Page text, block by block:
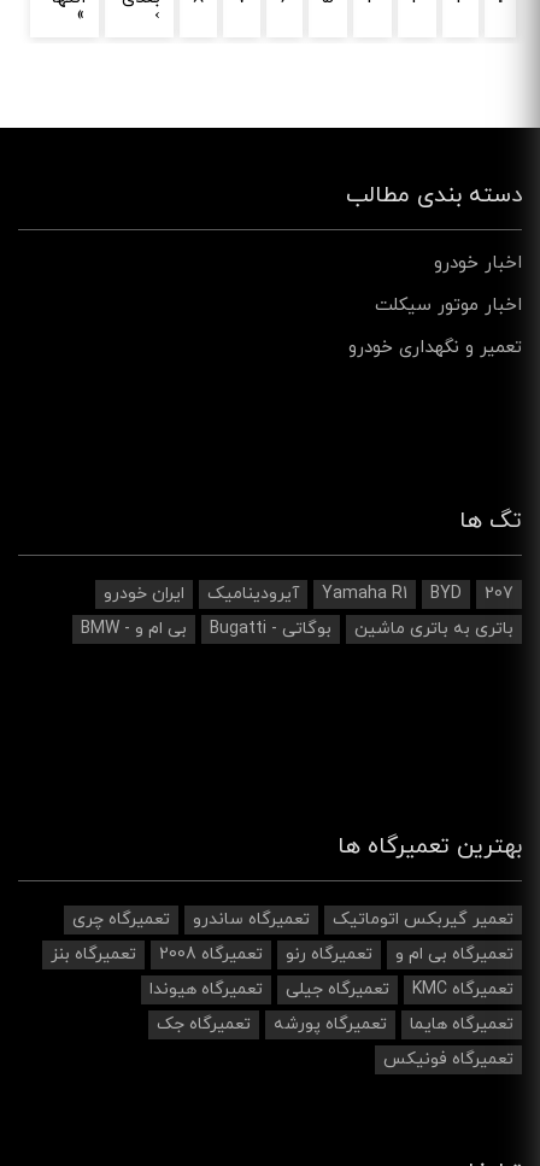
›
»
دسته بندی مطالب
اخبار خودرو
اخبار موتور سیکلت
تعمیر و نگهداری خودرو
تگ ها
207
BYD
Yamaha R1 آیرودینامیک‌
ایران خودرو
باتری به باتری ماشین
بوگاتی - Bugatti بی ام و - BMW
بهترین تعمیرگاه ها
تعمیر گیربکس اتوماتیک تعمیرگاه ساندرو
تعمیرگاه چری
تعمیرگاه بی ام و
تعمیرگاه رنو تعمیرگاه 2008
تعمیرگاه بنز
تعمیرگاه KMC
تعمیرگاه جیلی
تعمیرگاه هیوندا
تعمیرگاه هایما
تعمیرگاه پورشه
تعمیرگاه جک
تعمیرگاه فونیکس